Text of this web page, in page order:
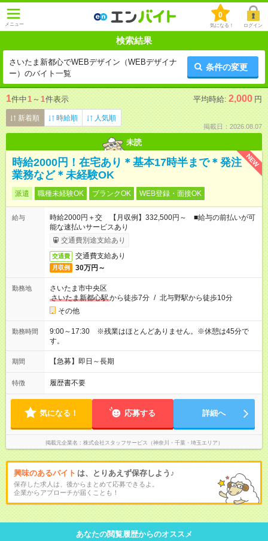
メニュー
0
気になる！ ログイン
検索結果
さいたま新都心でWEBデザイン（WEBデザイナ
ー）のバイト一覧
条件の変更
1件中1 ～ 1件表示 平均時給: 2,000 円
新着順 時給順 人気順
掲載日：2026.08.07
未読
NEW
時給2000円！在宅あり＊基本17時半まで＊発注
業務など＊未経験OK
派遣 職種未経験OK ブランクOK WEB登録・面接OK
給与
時給2000円＋交 【月収例】332,500円～ ■給与の前払いが可
能な速払いサービスあり
交通費別途支給あり
交通費 交通費支給あり
月収例 30万円～
勤務地
さいたま市中央区
さいたま新都心駅から徒歩7分 / 北与野駅から徒歩10分
その他
勤務時間
9:00～17:30 ※残業はほとんどありません。※休憩は45分で
す。
期間 【急募】即日～長期
特徴 履歴書不要
気になる！ 応募する 詳細へ
掲載元企業名 株式会社スタッフサービス（神奈川・千葉・埼玉エリア）
興味のあるバイト は、とりあえず保存しよう♪
保存した求人は、後からまとめて応募できるよ。
企業からアプローチが届くことも！
あなたの閲覧履歴からのオススメ